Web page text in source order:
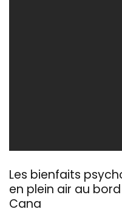
Les bienfaits
en plein air au
Cana